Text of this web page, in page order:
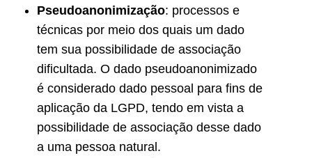
Pseudoanonimização: processos e
técnicas por meio dos quais um dado
tem sua possibilidade de associação
dificultada. O dado pseudoanonimizado
é considerado dado pessoal para fins de
aplicação da LGPD, tendo em vista a
possibilidade de associação desse dado
a uma pessoa natural.